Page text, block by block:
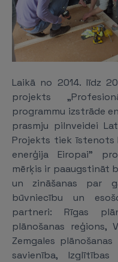
Laikā no 2014. līdz
projekts
programmu izstrāde
prasmju pilnveidei
Projekts tiek īstenots
enerģija Eiropai”
mērķis ir paaugstināt
un zināšanas par
būvniecību un
partneri: Rīgas
plānošanas reģions,
Zemgales
savienība,